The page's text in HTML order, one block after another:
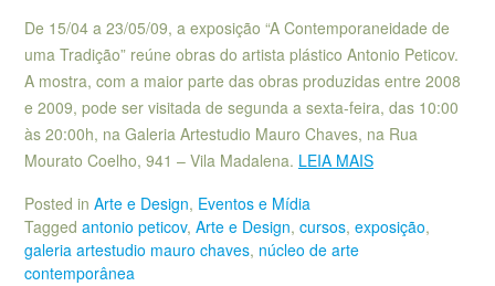
De 15/04 a 23/05/09, a exposição “A Contemporaneidade de
uma Tradição” reúne obras do artista plástico Antonio Peticov.
A mostra, com a maior parte das obras produzidas entre 2008
e 2009, pode ser visitada de segunda a sexta-feira, das 10:00
às 20:00h, na Galeria Artestudio Mauro Chaves, na Rua
Mourato Coelho, 941 – Vila Madalena. LEIA MAIS
Posted in Arte e Design, Eventos e Mídia
Tagged antonio peticov, Arte e Design, cursos, exposição,
galeria artestudio mauro chaves, núcleo de arte
contemporânea